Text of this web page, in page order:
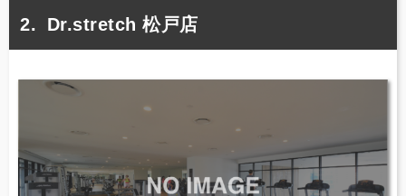
Dr.stretch 松戸店